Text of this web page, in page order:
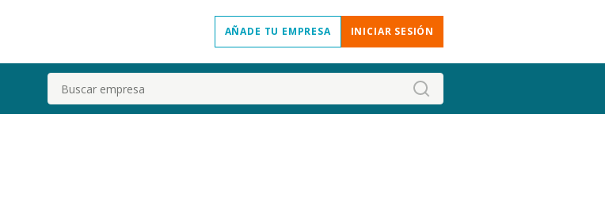
AÑADE TU EMPRESA INICIAR SESIÓN
Buscar